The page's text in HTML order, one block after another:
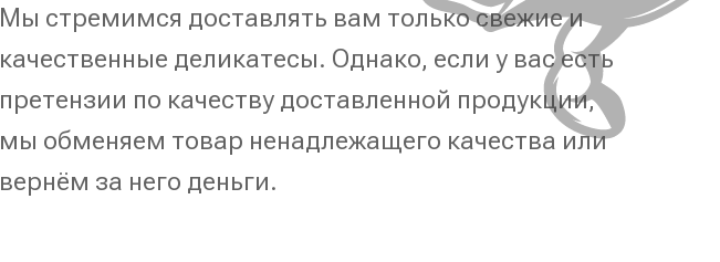
Мы стремимся доставлять вам только свежие и
качественные деликатесы. Однако, если у вас есть
претензии по качеству доставленной продукции,
мы обменяем товар ненадлежащего качества или
вернём за него деньги.